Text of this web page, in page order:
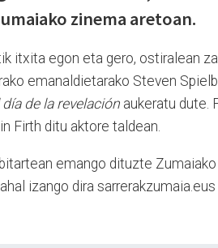
zinema aretoan.
itxita egon eta gero, ostiralean
emanaldietarako Steven
día de la revelación aukeratu dute.
Firth ditu aktore taldean.
emango dituzte
izango dira sarrerakzumaia.eus